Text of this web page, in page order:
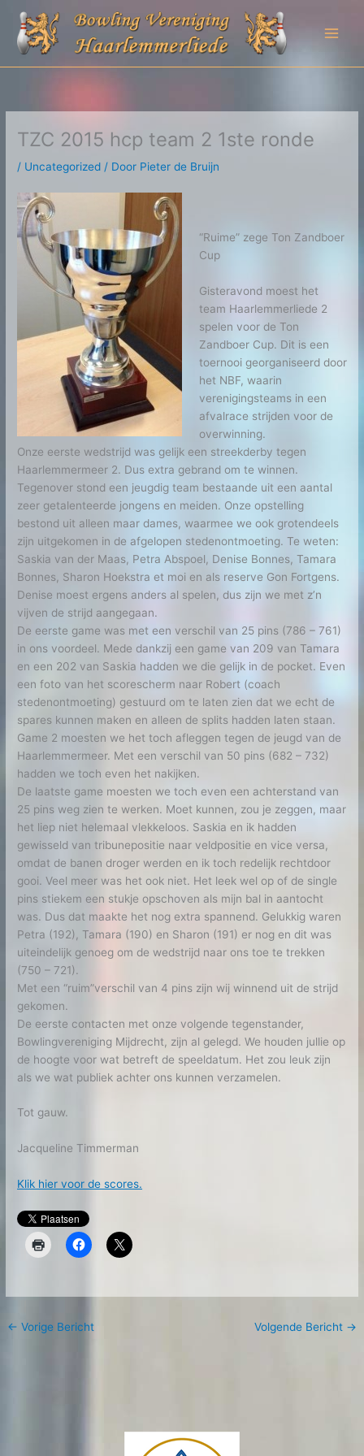
naar
TZC 2015 hcp team 2 1ste ronde
/ Uncategorized / Door Pieter de Bruijn
“Ruime” zege Ton Zandboer
Cup
Gisteravond moest het
team Haarlemmerliede 2
spelen voor de Ton
Zandboer Cup. Dit is een
toernooi georganiseerd door
het NBF, waarin
verenigingsteams in een
afvalrace strijden voor de
overwinning.
Onze eerste wedstrijd was gelijk een streekderby tegen
Haarlemmermeer 2. Dus extra gebrand om te winnen.
Tegenover stond een jeugdig team bestaande uit een aantal
zeer getalenteerde jongens en meiden. Onze opstelling
bestond uit alleen maar dames, waarmee we ook grotendeels
zijn uitgekomen in de afgelopen stedenontmoeting. Te weten:
Saskia van der Maas, Petra Abspoel, Denise Bonnes, Tamara
Bonnes, Sharon Hoekstra et moi en als reserve Gon Fortgens.
Denise moest ergens anders al spelen, dus zijn we met z’n
vijven de strijd aangegaan.
De eerste game was met een verschil van 25 pins (786 – 761)
in ons voordeel. Mede dankzij een game van 209 van Tamara
en een 202 van Saskia hadden we die gelijk in de pocket. Even
een foto van het scorescherm naar Robert (coach
stedenontmoeting) gestuurd om te laten zien dat we echt de
spares kunnen maken en alleen de splits hadden laten staan.
Game 2 moesten we het toch afleggen tegen de jeugd van de
Haarlemmermeer. Met een verschil van 50 pins (682 – 732)
hadden we toch even het nakijken.
De laatste game moesten we toch even een achterstand van
25 pins weg zien te werken. Moet kunnen, zou je zeggen, maar
het liep niet helemaal vlekkeloos. Saskia en ik hadden
gewisseld van tribunepositie naar veldpositie en vice versa,
omdat de banen droger werden en ik toch redelijk rechtdoor
gooi. Veel meer was het ook niet. Het leek wel op of de single
pins stiekem een stukje opschoven als mijn bal in aantocht
was. Dus dat maakte het nog extra spannend. Gelukkig waren
Petra (192), Tamara (190) en Sharon (191) er nog en dit was
uiteindelijk genoeg om de wedstrijd naar ons toe te trekken
(750 – 721).
Met een “ruim”verschil van 4 pins zijn wij winnend uit de strijd
gekomen.
De eerste contacten met onze volgende tegenstander,
Bowlingvereniging Mijdrecht, zijn al gelegd. We houden jullie op
de hoogte voor wat betreft de speeldatum. Het zou leuk zijn
als we wat publiek achter ons kunnen verzamelen.
Tot gauw.
Jacqueline Timmerman
Klik hier voor de scores.
← Vorige Bericht Volgende Bericht →